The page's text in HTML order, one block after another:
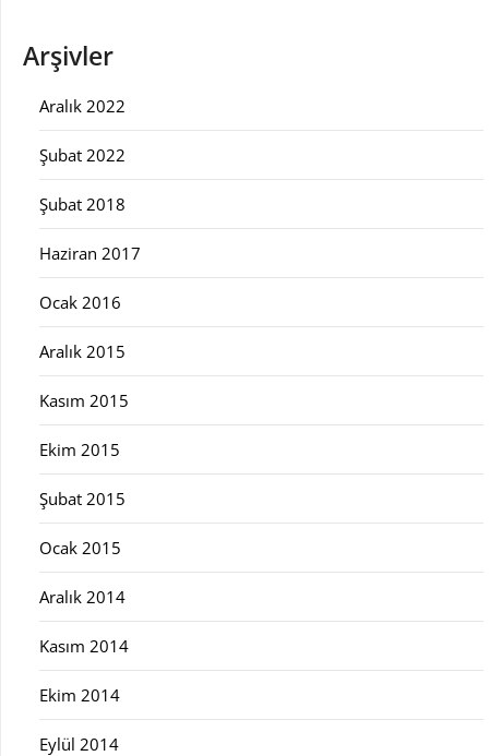
Arşivler
Aralık 2022
Şubat 2022
Şubat 2018
Haziran 2017
Ocak 2016
Aralık 2015
Kasım 2015
Ekim 2015
Şubat 2015
Ocak 2015
Aralık 2014
Kasım 2014
Ekim 2014
Eylül 2014